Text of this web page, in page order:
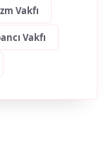
Vakfı
Vakfı